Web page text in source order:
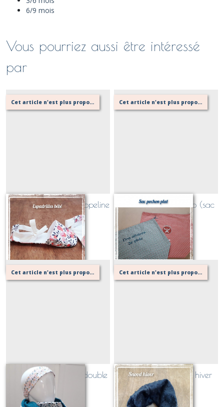
6/9 mois
Vous pourriez aussi être intéressé
par
Cet article n'est plus proposé, retournez au menu principal ou contactez moi!
Espadrilles bébé en popeline
Sur demande
Cet article n'est plus proposé, retournez au menu principal ou contactez moi!
pochon plat de camp (sac
de camp)
Sur demande
Cet article n'est plus proposé, retournez au menu principal ou contactez moi!
Snood / cache cou double
tour!
Sur demande
Cet article n'est plus proposé, retournez au menu principal ou contactez moi!
Snood / cache cou hiver
Sur demande